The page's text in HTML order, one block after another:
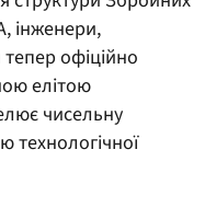
інженери,
офіційно
елітою
чисельну
технологічної